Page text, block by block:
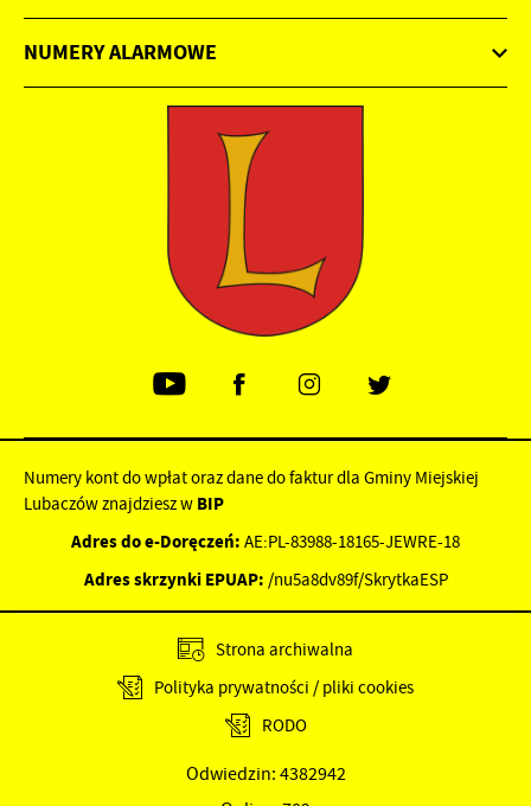
NUMERY ALARMOWE
Numery kont do wpłat oraz dane do faktur dla Gminy Miejskiej
Lubaczów znajdziesz w BIP
Adres do e-Doręczeń: AE:PL-83988-18165-JEWRE-18
Adres skrzynki EPUAP: /nu5a8dv89f/SkrytkaESP
Strona archiwalna
Polityka prywatności / pliki cookies
RODO
Odwiedzin: 4382942